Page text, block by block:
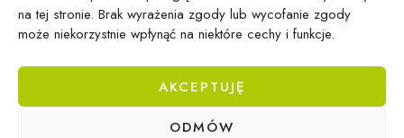
na tej stronie. Brak wyrażenia zgody lub wycofanie zgody
może niekorzystnie wpłynąć na niektóre cechy i funkcje.
AKCEPTUJĘ
ODMÓW
Epicentrum Gdynia Wielki Kack